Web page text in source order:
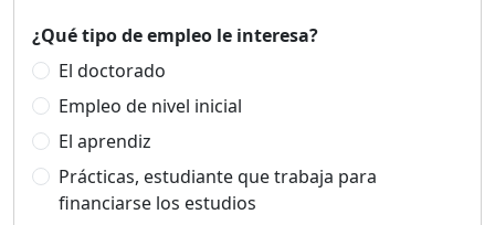
¿Qué tipo de empleo le interesa?
El doctorado
Empleo de nivel inicial
El aprendiz
Prácticas, estudiante que trabaja para
financiarse los estudios